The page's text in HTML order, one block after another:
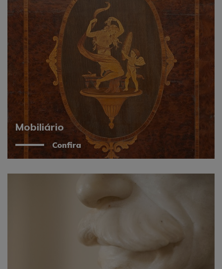
Mobiliário
Confira